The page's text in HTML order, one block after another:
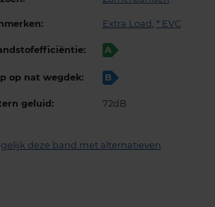
Extra Load , * EVC
A
op nat wegdek: B
geluid: 72dB
deze band met alternatieven